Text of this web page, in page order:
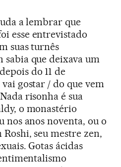
a lembrar que
esse entrevistado
suas turnês
que deixava um
do 11 de
gostar / do que vem
risonha é sua
o monastério
nos anos noventa, ou o
seu mestre zen,
Gotas ácidas